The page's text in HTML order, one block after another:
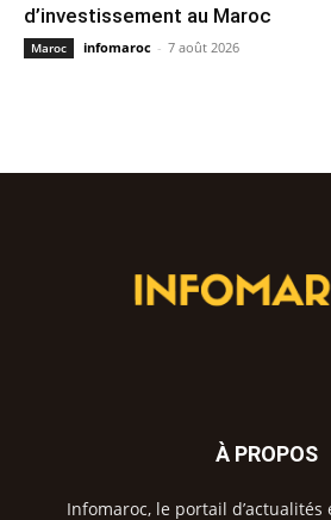
d’investissement au Maroc
Maroc infomaroc - 7 août 2026
À PROPOS
Infomaroc, le portail d’actualités